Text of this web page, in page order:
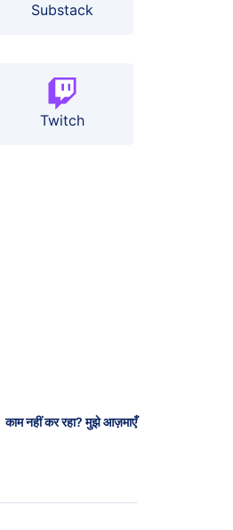
Substack
Twitch
काम नहीं कर रहा? मुझे आज़माएँ